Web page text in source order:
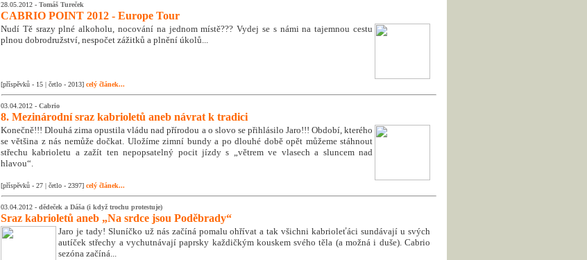
28.05.2012 - Tomáš Tureček
CABRIO POINT 2012 - Europe Tour
Nudí Tě srazy plné alkoholu, nocování na jednom místě??? Vydej se s námi na tajemnou cestu
plnou dobrodružství, nespočet zážitků a plnění úkolů...
[příspěvků - 15 | četlo - 2013] celý článek...
03.04.2012 - Cabrio
8. Mezinárodní sraz kabrioletů aneb návrat k tradici
Konečně!!! Dlouhá zima opustila vládu nad přírodou a o slovo se přihlásilo Jaro!!! Období, kterého
se většina z nás nemůže dočkat. Uložíme zimní bundy a po dlouhé době opět můžeme stáhnout
střechu kabrioletu a zažít ten nepopsatelný pocit jízdy s „větrem ve vlasech a sluncem nad
hlavou“.
[příspěvků - 27 | četlo - 2397] celý článek...
03.04.2012 - dědeček a Dáša (i když trochu protestuje)
Sraz kabrioletů aneb „Na srdce jsou Poděbrady“
Jaro je tady! Sluníčko už nás začíná pomalu ohřívat a tak všichni kabrioleťáci sundávají u svých
autíček střechy a vychutnávají paprsky každičkým kouskem svého těla (a možná i duše). Cabrio
sezóna začíná...